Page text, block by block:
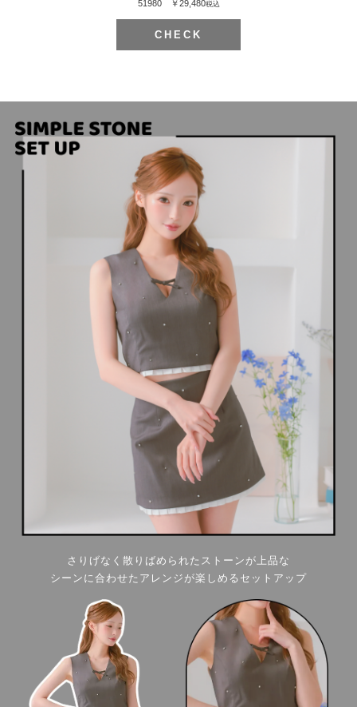
51980 ￥29,480税込
CHECK
さりげなく散りばめられたストーンが上品な
シーンに合わせたアレンジが楽しめるセットアップ